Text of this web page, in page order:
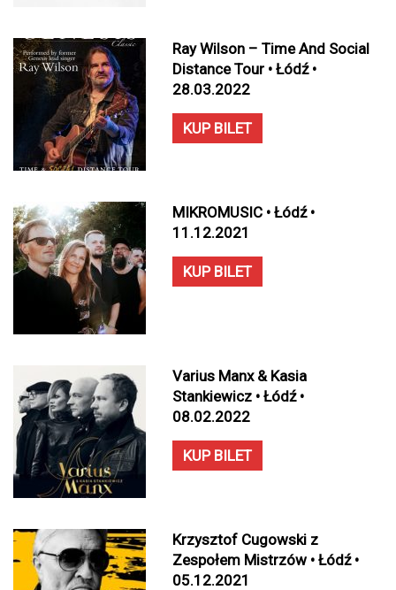
Ray Wilson – Time And Social
Distance Tour • Łódź •
28.03.2022
KUP BILET
MIKROMUSIC • Łódź •
11.12.2021
KUP BILET
Varius Manx & Kasia
Stankiewicz • Łódź •
08.02.2022
KUP BILET
Krzysztof Cugowski z
Zespołem Mistrzów • Łódź •
05.12.2021